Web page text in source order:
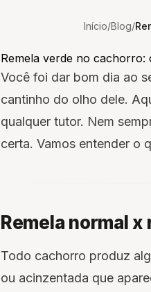
Início/Blog/
Remela verde no cachorro:
Você foi dar bom dia ao
cantinho do olho dele.
qualquer tutor. Nem
certa. Vamos entender o
Remela normal
Todo cachorro produz
ou acinzentada que